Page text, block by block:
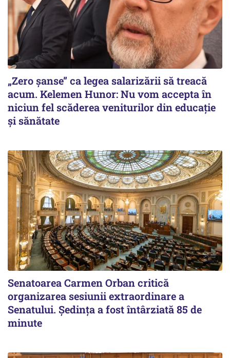
„Zero șanse” ca legea salarizării să treacă
acum. Kelemen Hunor: Nu vom accepta în
niciun fel scăderea veniturilor din educație
și sănătate
Senatoarea Carmen Orban critică
organizarea sesiunii extraordinare a
Senatului. Şedinţa a fost întârziată 85 de
minute